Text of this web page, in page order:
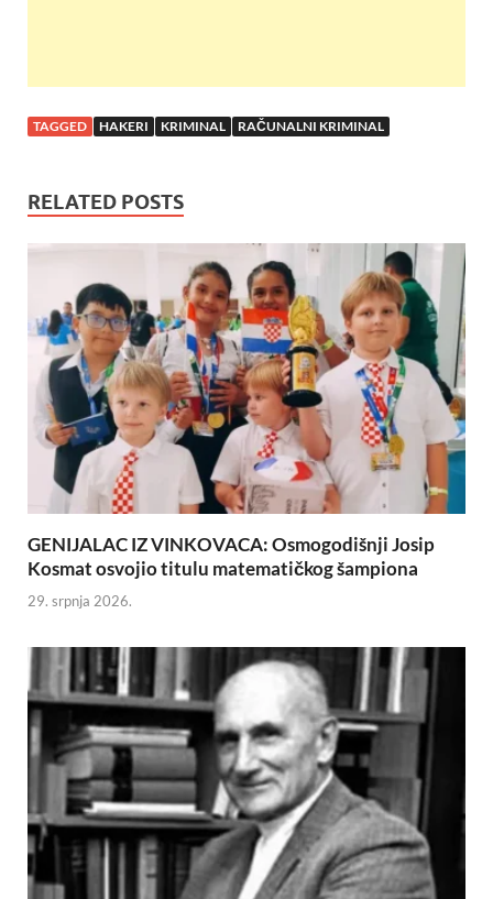
TAGGED HAKERI KRIMINAL RAČUNALNI KRIMINAL
RELATED POSTS
GENIJALAC IZ VINKOVACA: Osmogodišnji Josip
Kosmat osvojio titulu matematičkog šampiona
29. srpnja 2026.